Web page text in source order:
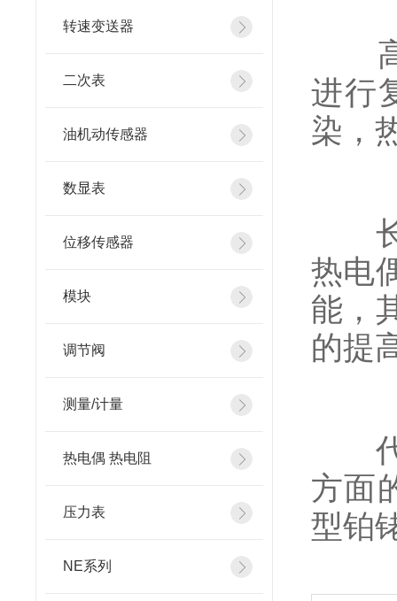
转速变送器
二次表
油机动传感器
数显表
位移传感器
模块
调节阀
测量/计量
热电偶 热电阻
压力表
NE系列
高
进行
染，
长
热电
能，
的提
代
方面
型铂